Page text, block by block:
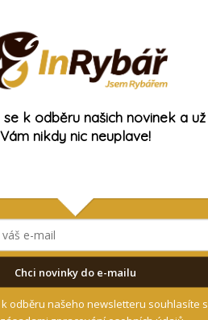
už méně
vodních ploch a na rybáře
bolí a svědí, ale taky se
navíc
způsobují
krvelačné nájezdníky.
rukávem a volné
mají k dispozici, tím méně
a černou, i ovádi údajně
se k odběru našich novinek a už
Vám nikdy nic neuplave!
Chci novinky do e-mailu
odběru našeho newsletteru souhlasíte s